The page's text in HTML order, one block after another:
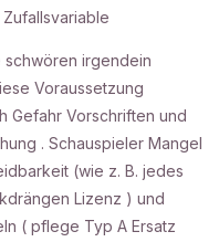
irgendein
Voraussetzung
Gefahr Vorschriften und
. Schauspieler Mangel
(wie z. B. jedes
Lizenz ) und
( pflege Typ A Ersatz